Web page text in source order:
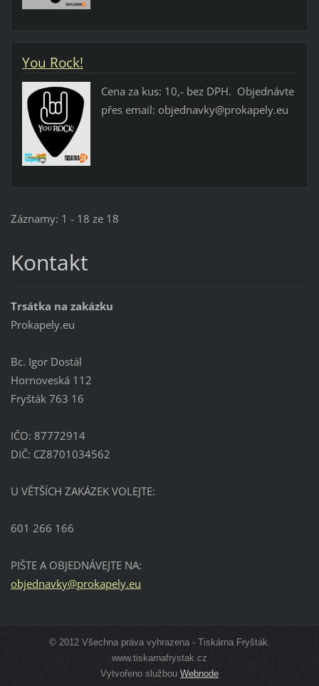
You Rock!
Cena za kus: 10,- bez DPH. Objednávte
přes email: objednavky@prokapely.eu
Záznamy: 1 - 18 ze 18
Kontakt
Trsátka na zakázku
Prokapely.eu
Bc. Igor Dostál
Hornoveská 112
Fryšták 763 16
IČO: 87772914
DIČ: CZ8701034562
U VĚTŠÍCH ZAKÁZEK VOLEJTE:
601 266 166
PIŠTE A OBJEDNÁVEJTE NA:
objednavky@prokapely.eu
© 2012 Všechna práva vyhrazena - Tiskárna Fryšták.
www.tiskarnafrystak.cz
Vytvořeno službou Webnode